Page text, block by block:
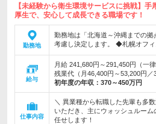
【未経験から衛生環境サービスに挑戦】手
厚生で、安心して成長できる職場です！
勤務地
勤務地は「北海道～沖縄までの
考慮し決定します。 ◆札幌オフィ
給与
月給 241,680円～291,450円（一
残業代（月46,400円～53,200円／
初年度の年収： 370～450万円
仕事内容
＼ 異業種から転職した先輩も多
いただき、主にウォッシュルー
任せします！